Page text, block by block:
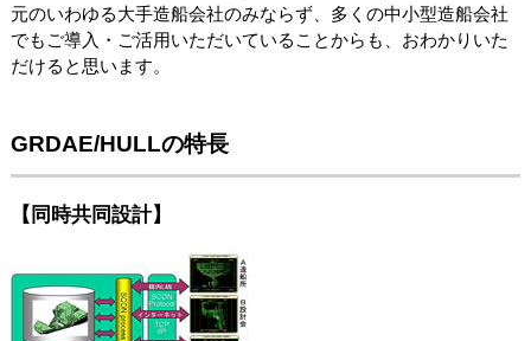
元のいわゆる大手造船会社のみならず、多くの中小型造船会社
でもご導入・ご活用いただいていることからも、おわかりいた
だけると思います。
GRDAE/HULLの特長
【同時共同設計】